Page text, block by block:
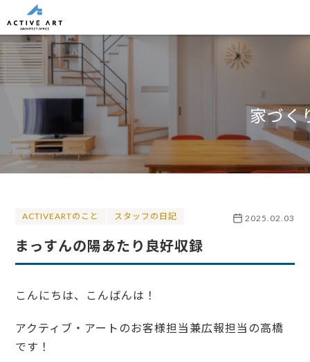
家づく
ACTIVEARTのこと スタッフの日記 2025.02.03
まっすんの陽あたり良好収録
こんにちは、こんばんは！
アクティブ・アートのお客様担当兼広報担当の高橋
です！